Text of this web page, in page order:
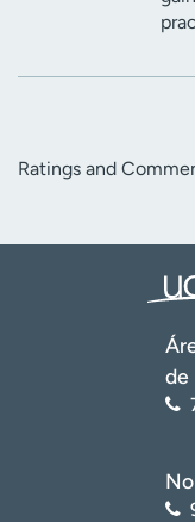
Ratings and
de